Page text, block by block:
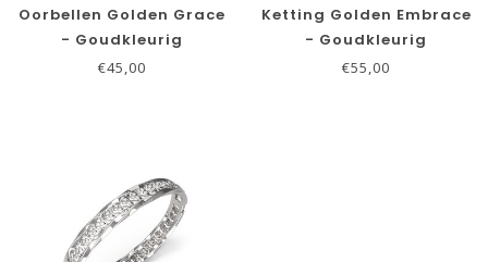
Oorbellen Golden Grace
- Goudkleurig
€45,00
Ketting Golden Embrace
- Goudkleurig
€55,00